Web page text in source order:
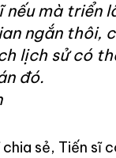
nếu mà triển
ngắn thôi,
lịch sử có
đó.
chia sẻ, Tiến sĩ